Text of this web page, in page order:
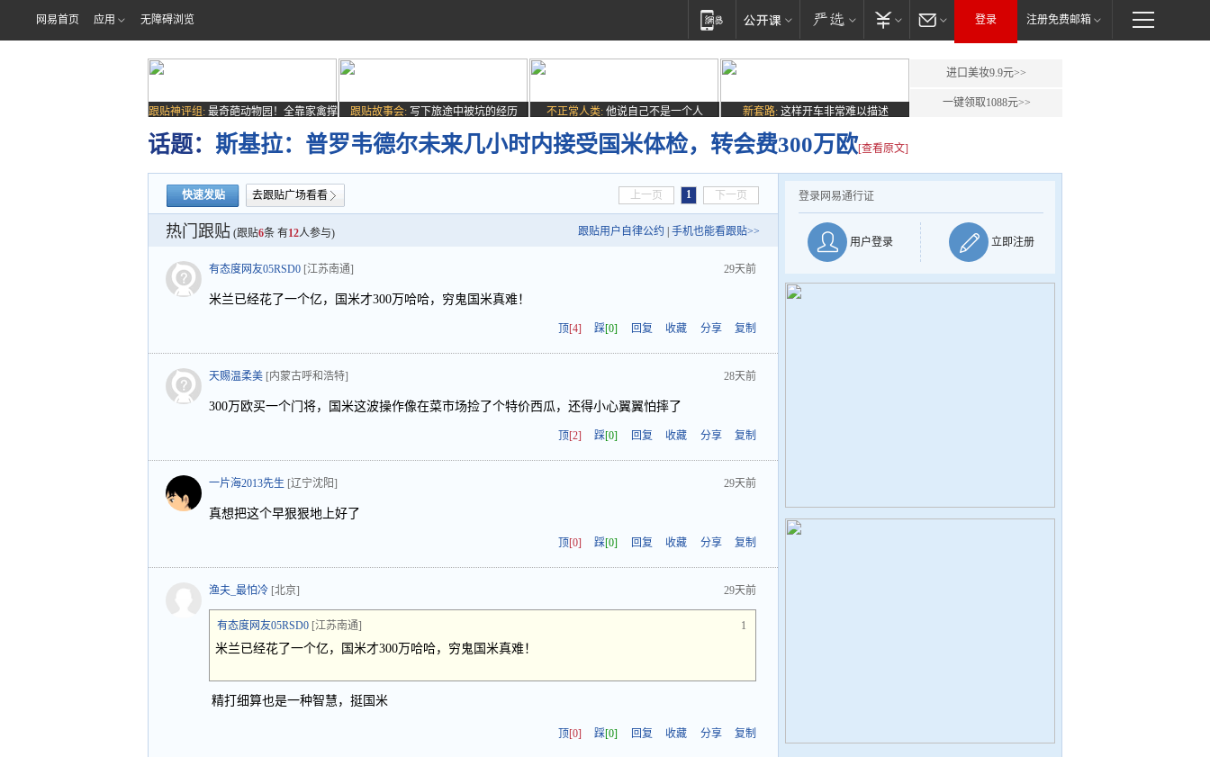
网易首页 应用 无障碍浏览 登录 注册免费邮箱
跟贴神评组: 最奇葩动物园！全靠家禽撑
场子
跟贴故事会: 写下旅途中被坑的经历 不正常人类: 他说自己不是一个人 新套路: 这样开车非常难以描述
进口美妆9.9元>>
一键领取1088元>>
话题： 斯基拉：普罗韦德尔未来几小时内接受国米体检，转会费300万欧[查看原文]
快速发贴 去跟贴广场看看 上一页 1 下一页
热门跟贴 (跟贴6条 有12人参与) 跟贴用户自律公约 手机也能看跟贴>>
有态度网友05RSD0 [江苏南通] 29天前
米兰已经花了一个亿，国米才300万哈哈，穷鬼国米真难！
顶[4] 踩[0] 回复 收藏 分享 复制
天赐温柔美 [内蒙古呼和浩特] 28天前
300万欧买一个门将，国米这波操作像在菜市场捡了个特价西瓜，还得小心翼翼怕摔了
顶[2] 踩[0] 回复 收藏 分享 复制
一片海2013先生 [辽宁沈阳] 29天前
真想把这个早狠狠地上好了
顶[0] 踩[0] 回复 收藏 分享 复制
渔夫_最怕冷 [北京] 29天前
有态度网友05RSD0 [江苏南通] 1
米兰已经花了一个亿，国米才300万哈哈，穷鬼国米真难！
精打细算也是一种智慧，挺国米
顶[0] 踩[0] 回复 收藏 分享 复制
登录网易通行证
用户登录 立即注册